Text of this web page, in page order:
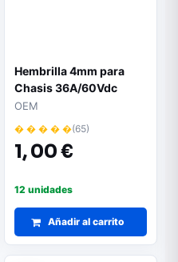
Hembrilla 4mm para
Chasis 36A/60Vdc
color ROJA
OEM
� � � � �(65)
1,00 €
12 unidades
Añadir al carrito